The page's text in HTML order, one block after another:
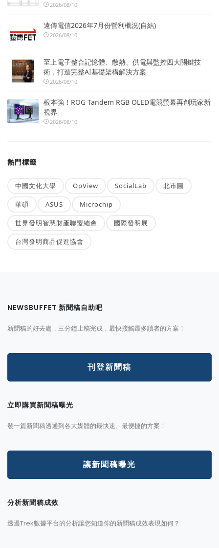
2026/08/10
遠傳電信2026年7月份營利概況(自結)
2026/08/10
至上電子整合記憶體、散熱、供電與監控四大關鍵技
術，打造完整AI基礎架構解決方案
2026/08/10
根本強！ROG Tandem RGB OLED電競螢幕再創玩家新
視界
2026/08/10
熱門標籤
中國文化大學 OpView SocialLab 北市圖
華碩 ASUS Microchip
世界發明智慧財產聯盟總會 國際發明展
台灣發明商品促進協會
NEWSBUFFET 新聞稿自助吧
新聞稿的好去處，三分鐘上稿完成，最快接觸最多讀者的方案！
刊登新聞稿
立即購買新聞稿曝光
發一篇新聞稿透通到各大媒體的最快速、最便捷的方案！
讓新聞稿曝光
分析新聞稿成效
透過Trek數據平台的分析讓您知道你的新聞稿成效表現如何？